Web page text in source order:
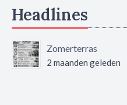
Headlines
Zomerterras
2 maanden geleden